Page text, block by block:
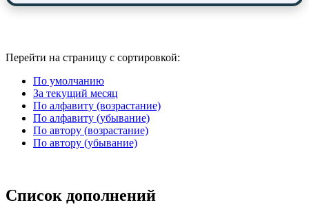
Перейти на страницу с сортировкой:
По умолчанию
За текущий месяц
По алфавиту (возрастание)
По алфавиту (убывание)
По автору (возрастание)
По автору (убывание)
Список дополнений